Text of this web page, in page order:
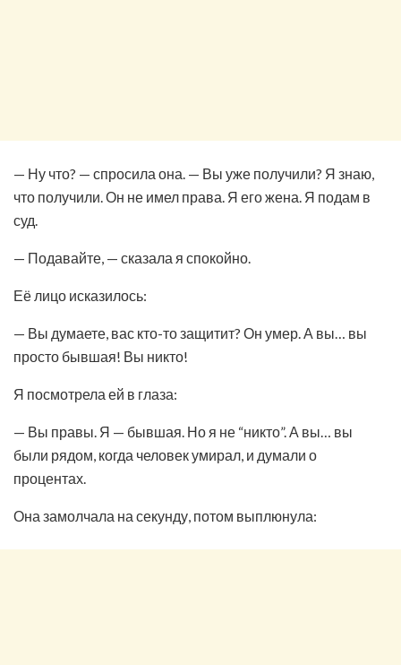
— Ну что? — спросила она. — Вы уже получили? Я знаю,
что получили. Он не имел права. Я его жена. Я подам в
суд.
— Подавайте, — сказала я спокойно.
Её лицо исказилось:
— Вы думаете, вас кто-то защитит? Он умер. А вы… вы
просто бывшая! Вы никто!
Я посмотрела ей в глаза:
— Вы правы. Я — бывшая. Но я не “никто”. А вы… вы
были рядом, когда человек умирал, и думали о
процентах.
Она замолчала на секунду, потом выплюнула: